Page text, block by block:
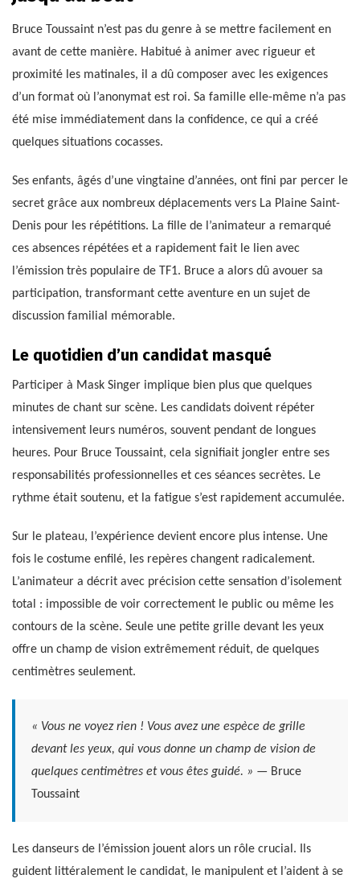
Bruce Toussaint n’est pas du genre à se mettre facilement en
avant de cette manière. Habitué à animer avec rigueur et
proximité les matinales, il a dû composer avec les exigences
d’un format où l’anonymat est roi. Sa famille elle-même n’a pas
été mise immédiatement dans la confidence, ce qui a créé
quelques situations cocasses.
Ses enfants, âgés d’une vingtaine d’années, ont fini par percer le
secret grâce aux nombreux déplacements vers La Plaine Saint-
Denis pour les répétitions. La fille de l’animateur a remarqué
ces absences répétées et a rapidement fait le lien avec
l’émission très populaire de TF1. Bruce a alors dû avouer sa
participation, transformant cette aventure en un sujet de
discussion familial mémorable.
Le quotidien d’un candidat masqué
Participer à Mask Singer implique bien plus que quelques
minutes de chant sur scène. Les candidats doivent répéter
intensivement leurs numéros, souvent pendant de longues
heures. Pour Bruce Toussaint, cela signifiait jongler entre ses
responsabilités professionnelles et ces séances secrètes. Le
rythme était soutenu, et la fatigue s’est rapidement accumulée.
Sur le plateau, l’expérience devient encore plus intense. Une
fois le costume enfilé, les repères changent radicalement.
L’animateur a décrit avec précision cette sensation d’isolement
total : impossible de voir correctement le public ou même les
contours de la scène. Seule une petite grille devant les yeux
offre un champ de vision extrêmement réduit, de quelques
centimètres seulement.
« Vous ne voyez rien ! Vous avez une espèce de grille
devant les yeux, qui vous donne un champ de vision de
quelques centimètres et vous êtes guidé. » — Bruce
Toussaint
Les danseurs de l’émission jouent alors un rôle crucial. Ils
guident littéralement le candidat, le manipulent et l’aident à se